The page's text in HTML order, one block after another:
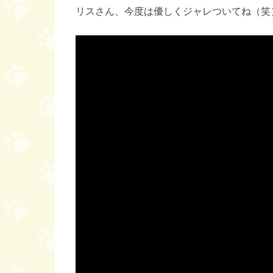
リスさん、今度は優しくジャレついてね（笑